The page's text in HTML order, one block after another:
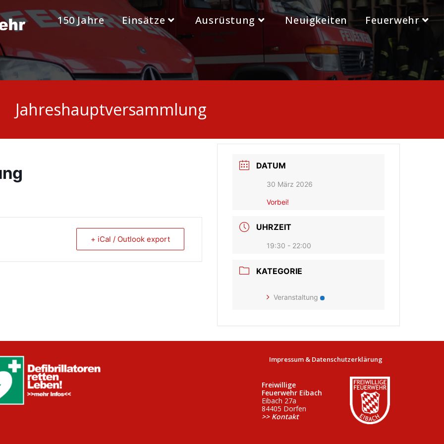
150 Jahre Einsätze Ausrüstung Neuigkeiten Feuerwehr
Jahreshauptversammlung
+ iCal / Outlook export
DATUM
30 März 2026
Vorbei!
UHRZEIT
19:30 - 22:00
KATEGORIE
Veranstaltung
Impressum & Datenschutzerklärung
Freiwillige
Feuerwehr Eibach
Eibach 27a
84405 Dorfen
>> Kontakt